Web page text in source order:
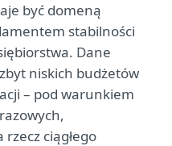
być domeną
stabilności
Dane
niskich budżetów
– pod warunkiem
ciągłego